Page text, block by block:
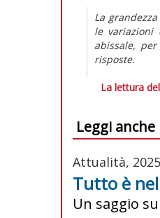
La
le variazioni
abissale,
risposte.
La lettura
Leggi anche
Attualità,
Tutto è
Un saggio